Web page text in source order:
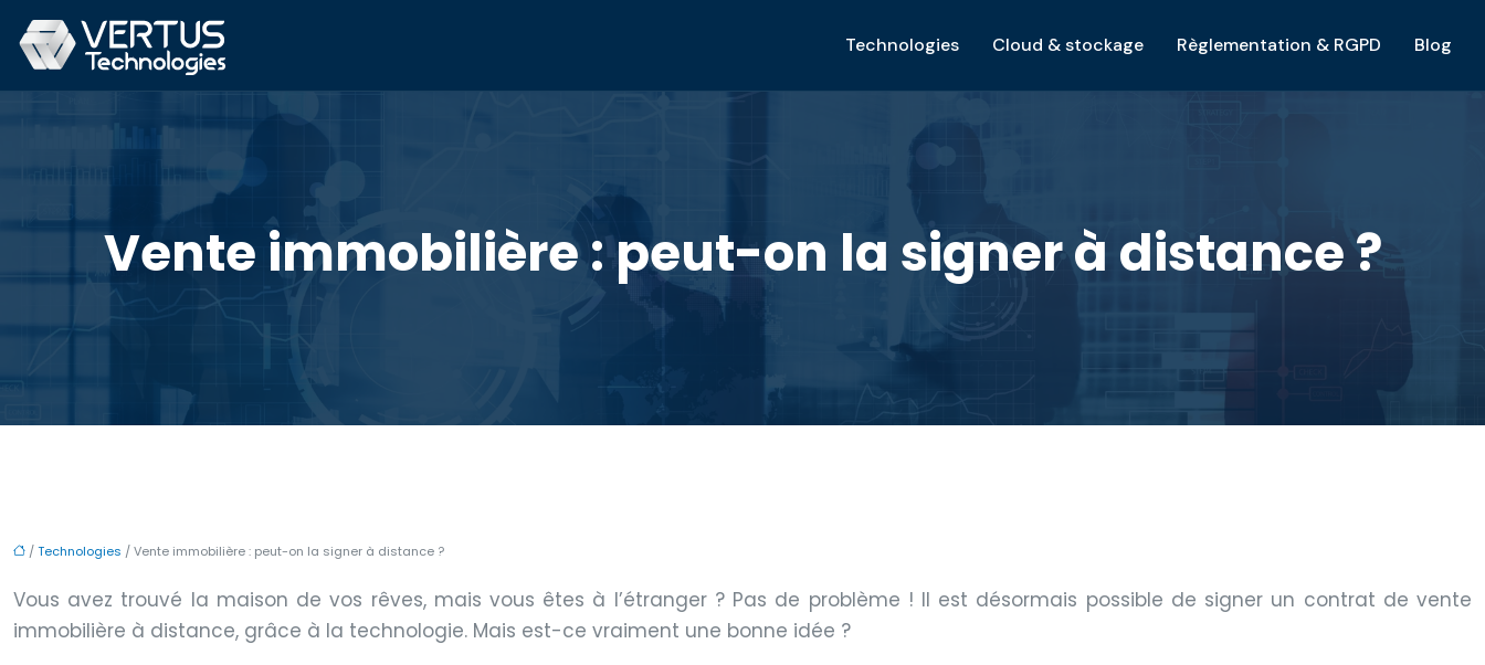
Technologies Cloud & stockage Règlementation & RGPD Blog
Vente immobilière : peut-on la signer à distance ?
/Technologies / Vente immobilière : peut-on la signer à distance ?
Vous avez trouvé la maison de vos rêves, mais vous êtes à l’étranger ? Pas de problème ! Il est désormais possible de signer un contrat de vente
immobilière à distance, grâce à la technologie. Mais est-ce vraiment une bonne idée ?